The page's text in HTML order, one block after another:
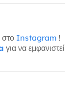
στο Instagram !
για να εμφανιστεί